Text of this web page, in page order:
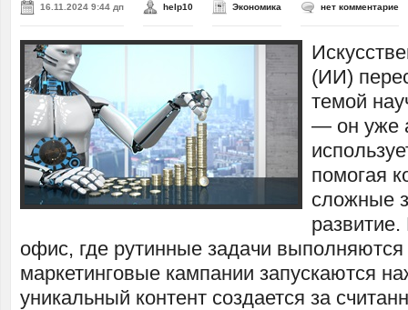
16.11.2024 9:44 дп help10 Экономика нет комментарие
(ИИ)
темой
— он уже
помогая
сложные
офис, где рутинные задачи выполняются
маркетинговые кампании запускаются
уникальный контент создается за